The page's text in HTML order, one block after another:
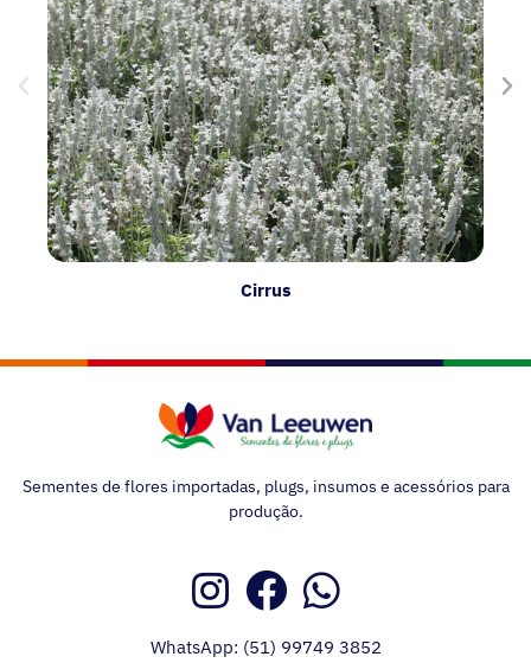
Cirrus
Sementes de flores importadas, plugs, insumos e acessórios para
produção.
WhatsApp: (51) 99749 3852